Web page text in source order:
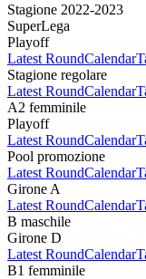
Stagione 2022-2023
SuperLega
Playoff
Latest RoundCalendar
Stagione regolare
Latest RoundCalendar
A2 femminile
Playoff
Latest RoundCalendar
Pool promozione
Latest RoundCalendar
Girone A
Latest RoundCalendar
B maschile
Girone D
Latest RoundCalendar
B1 femminile